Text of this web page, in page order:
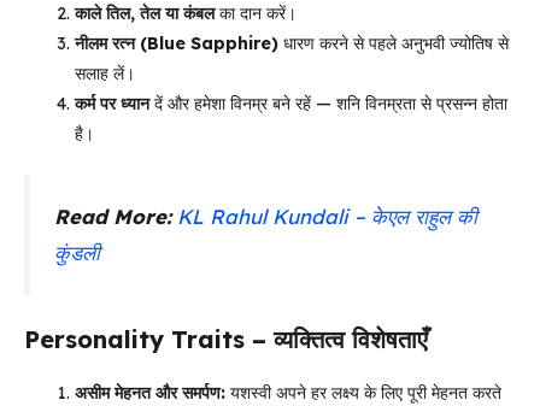
काले तिल, तेल या कंबलका दान करें।
नीलम रत्न (Blue Sapphire) धारण करने से पहले अनुभवी ज्योतिष से
सलाह लें।
कर्म पर ध्यानदें और हमेशा विनम्र बने रहें — शनि विनम्रता से प्रसन्न होता
है।
Read More: KL Rahul Kundali – केएल राहुल की
कुंडली
Personality Traits – व्यक्तित्व विशेषताएँ
असीम मेहनत और समर्पण: यशस्वी अपने हर लक्ष्य के लिए पूरी मेहनत करते